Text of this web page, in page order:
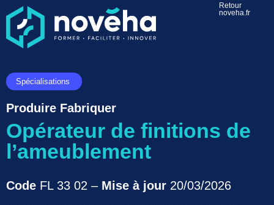
Retour
noveha.fr
Spécialisations
Produire Fabriquer
Opérateur de finitions de
l’ameublement
Code FL 33 02 – Mise à jour 20/03/2026